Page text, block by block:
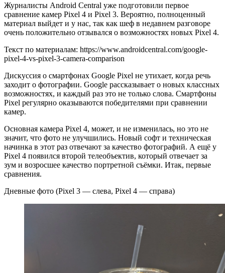
Журналисты Android Сentral уже подготовили первое
сравнение камер Pixel 4 и Pixel 3. Вероятно, полноценный
материал выйдет и у нас, так как шеф в недавнем разговоре
очень положительно отзывался о возможностях новых Pixel 4.
Текст по материалам: https://www.androidcentral.com/google-
pixel-4-vs-pixel-3-camera-comparison
Дискуссия о смартфонах Google Pixel не утихает, когда речь
заходит о фотографии. Google рассказывает о новых классных
возможностях, и каждый раз это не только слова. Смартфоны
Pixel регулярно оказываются победителями при сравнении
камер.
Основная камера Pixel 4, может, и не изменилась, но это не
значит, что фото не улучшились. Новый софт и техническая
начинка в этот раз отвечают за качество фотографий. А ещё у
Pixel 4 появился второй телеобъектив, который отвечает за
зум и возросшее качество портретной съёмки. Итак, первые
сравнения.
Дневные фото (Pixel 3 — слева, Pixel 4 — справа)